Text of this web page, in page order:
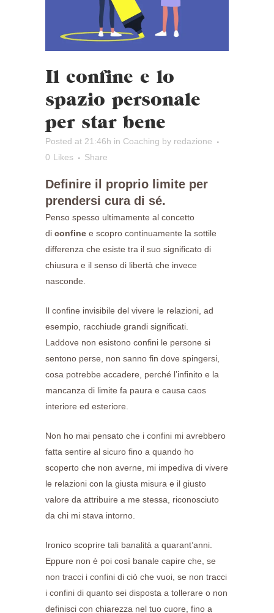
Il confine e lo
spazio personale
per star bene
Posted at 21:46h in Coaching by redazione
0 Likes Share
Definire il proprio limite per
prendersi cura di sé.
Penso spesso ultimamente al concetto
di confine e scopro continuamente la sottile
differenza che esiste tra il suo significato di
chiusura e il senso di libertà che invece
nasconde.
Il confine invisibile del vivere le relazioni, ad
esempio, racchiude grandi significati.
Laddove non esistono confini le persone si
sentono perse, non sanno fin dove spingersi,
cosa potrebbe accadere, perché l’infinito e la
mancanza di limite fa paura e causa caos
interiore ed esteriore.
Non ho mai pensato che i confini mi avrebbero
fatta sentire al sicuro fino a quando ho
scoperto che non averne, mi impediva di vivere
le relazioni con la giusta misura e il giusto
valore da attribuire a me stessa, riconosciuto
da chi mi stava intorno.
Ironico scoprire tali banalità a quarant’anni.
Eppure non è poi così banale capire che, se
non tracci i confini di ciò che vuoi, se non tracci
i confini di quanto sei disposta a tollerare o non
definisci con chiarezza nel tuo cuore, fino a